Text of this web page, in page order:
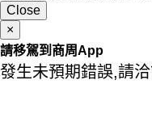
Close
×
請移駕到商周App
發生未預期錯誤,請